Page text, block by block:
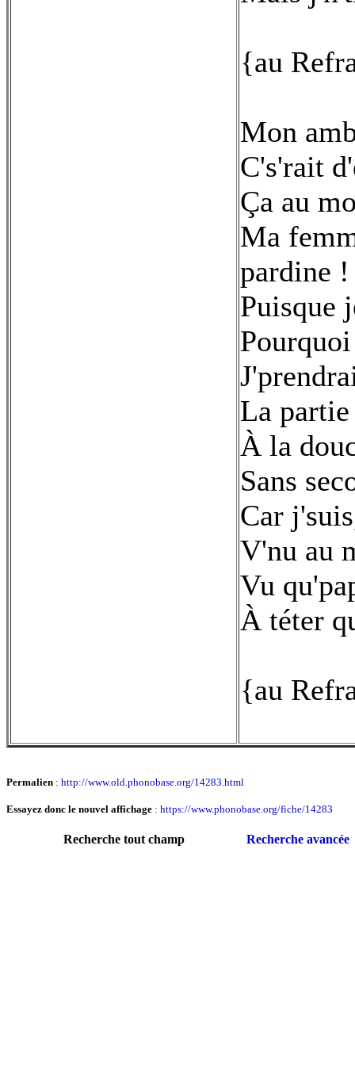
{au
Mon
C's'rait
Ça au
Ma
pardine !
Puisque
La
À la
Sans
Car
V'nu au
Vu
À téter
{au
Permalien : http://www.old.phonobase.org/14283.html
Essayez donc le nouvel affichage : https://www.phonobase.org/fiche/14283
Recherche tout champ Recherche avancée